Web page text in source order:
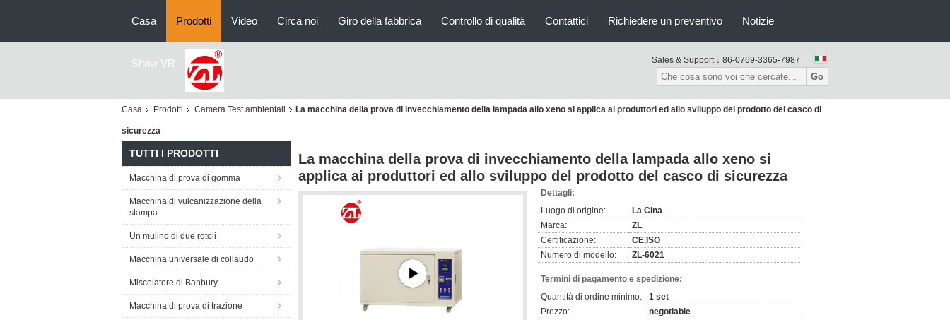
Casa Prodotti Video Circa noi Giro della fabbrica Controllo di qualità Contattici Richiedere un preventivo Notizie
Show VR Sales & Support： 86-0769-3365-7987
Go
Casa Prodotti Camera Test ambientali La macchina della prova di invecchiamento della lampada allo xeno si applica ai produttori ed allo sviluppo del prodotto del casco di
sicurezza
TUTTI I PRODOTTI
Macchina di prova di gomma
Macchina di vulcanizzazione della
stampa
Un mulino di due rotoli
Macchina universale di collaudo
Miscelatore di Banbury
Macchina di prova di trazione
La macchina della prova di invecchiamento della lampada allo xeno si
applica ai produttori ed allo sviluppo del prodotto del casco di sicurezza
Dettagli:
Luogo di origine:
La Cina
Marca:
ZL
Certificazione:
CE,ISO
Numero di modello:
ZL-6021
Termini di pagamento e spedizione:
Quantità di ordine minimo:
1 set
Prezzo:
negotiable